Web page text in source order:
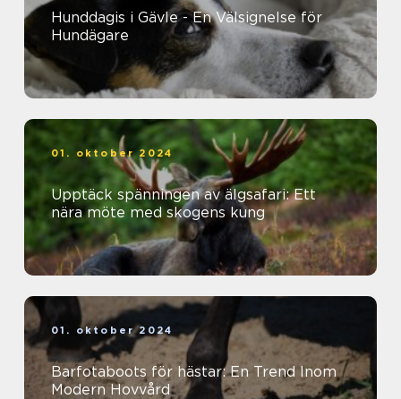
Hunddagis i Gävle - En Välsignelse för
Hundägare
01. oktober 2024
Upptäck spänningen av älgsafari: Ett
nära möte med skogens kung
01. oktober 2024
Barfotaboots för hästar: En Trend Inom
Modern Hovvård